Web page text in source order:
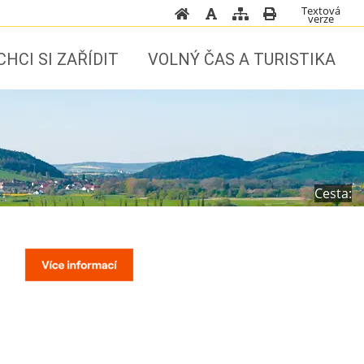
Textová
verze
SI ZAŘÍDIT VOLNÝ ČAS A TURISTIKA
Cesta: